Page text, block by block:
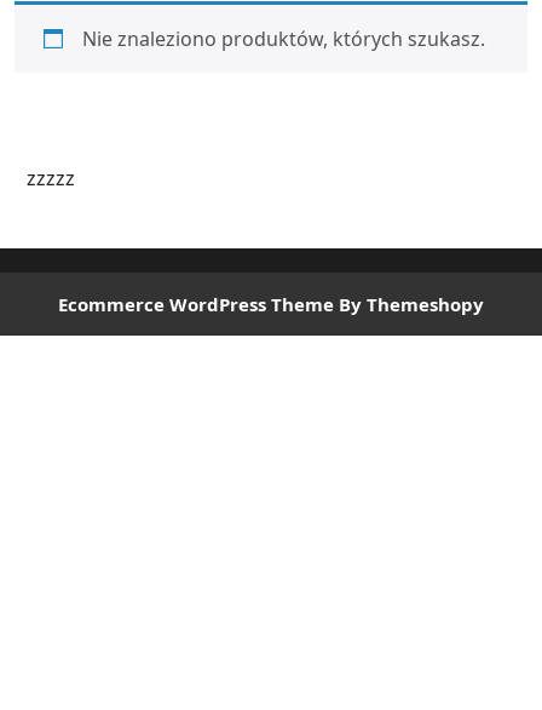
Nie znaleziono produktów, których szukasz.
zzzzz
Ecommerce WordPress Theme By Themeshopy